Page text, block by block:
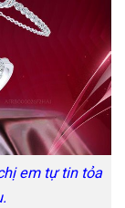
em tự tin tỏa